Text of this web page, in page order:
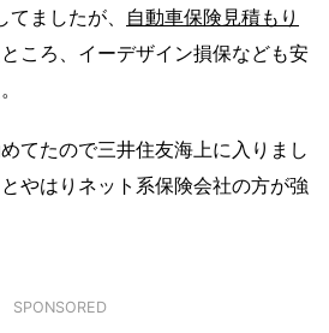
ましたが、 自動車保険見積もり
ころ、イーデザイン損保なども安
てたので三井住友海上に入りまし
やはりネット系保険会社の方が強
SPONSORED